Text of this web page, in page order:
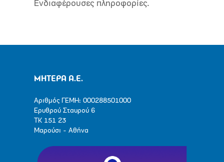
Ενδιαφέρουσες πληροφορίες.
ΜΗΤΕΡΑ Α.Ε.
Αριθμός ΓΕΜΗ: 000288501000
Ερυθρού Σταυρού 6
ΤΚ 151 23
Μαρούσι - Αθήνα